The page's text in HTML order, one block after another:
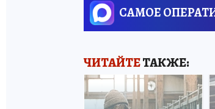
САМОЕ
ЧИТАЙТЕТАКЖЕ: